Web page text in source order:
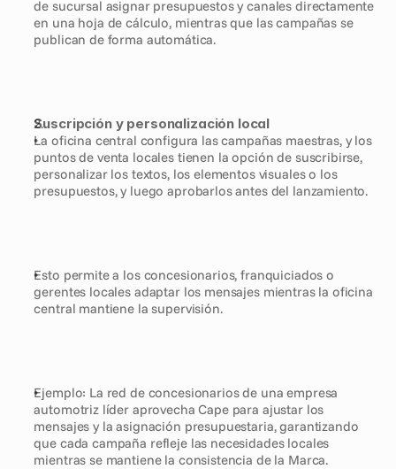
de sucursal asignar presupuestos y canales directamente
en una hoja de cálculo, mientras que las campañas se
publican de forma automática.
Suscripción y personalización local
La oficina central configura las campañas maestras, y los
puntos de venta locales tienen la opción de suscribirse,
personalizar los textos, los elementos visuales o los
presupuestos, y luego aprobarlos antes del lanzamiento.
Esto permite a los concesionarios, franquiciados o
gerentes locales adaptar los mensajes mientras la oficina
central mantiene la supervisión.
Ejemplo: La red de concesionarios de una empresa
automotriz líder aprovecha Cape para ajustar los
mensajes y la asignación presupuestaria, garantizando
que cada campaña refleje las necesidades locales
mientras se mantiene la consistencia de la Marca.